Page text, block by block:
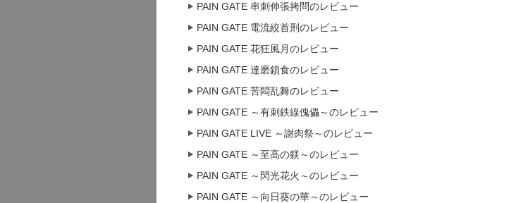
PAIN GATE 串刺伸張拷問のレビュー
PAIN GATE 電流絞首刑のレビュー
PAIN GATE 花狂風月のレビュー
PAIN GATE 達磨鎖食のレビュー
PAIN GATE 苦悶乱舞のレビュー
PAIN GATE ～有刺鉄線傀儡～のレビュー
PAIN GATE LIVE ～謝肉祭～のレビュー
PAIN GATE ～至高の躾～のレビュー
PAIN GATE ～閃光花火～のレビュー
PAIN GATE ～向日葵の華～のレビュー